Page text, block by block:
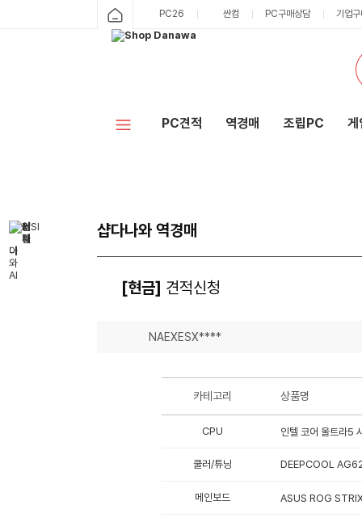
PC26 싼컴 PC구매상담 기업
PC견적 역경매 조립PC 게
샵다나와 역경매
[현금] 견적신청
NAEXESX****
카테고리 상품명
CPU 인텔 코어 울트라5
쿨러/튜닝 DEEPCOOL
메인보드 ASUS ROG